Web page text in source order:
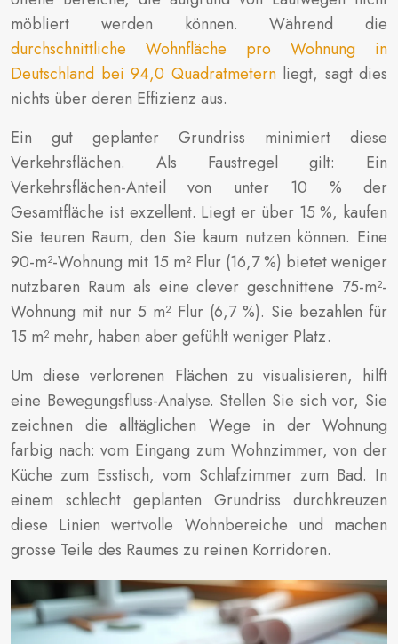
möbliert werden können. Während die
durchschnittliche Wohnfläche pro Wohnung in
Deutschland bei 94,0 Quadratmeternliegt, sagt dies
nichts über deren Effizienz aus.
Ein gut geplanter Grundriss minimiert diese
Verkehrsflächen. Als Faustregel gilt: Ein
Verkehrsflächen-Anteil von unter 10 % der
Gesamtfläche ist exzellent. Liegt er über 15 %, kaufen
Sie teuren Raum, den Sie kaum nutzen können. Eine
90-m²-Wohnung mit 15 m² Flur (16,7 %) bietet weniger
nutzbaren Raum als eine clever geschnittene 75-m²-
Wohnung mit nur 5 m² Flur (6,7 %). Sie bezahlen für
15 m² mehr, haben aber gefühlt weniger Platz.
Um diese verlorenen Flächen zu visualisieren, hilft
eine Bewegungsfluss-Analyse. Stellen Sie sich vor, Sie
zeichnen die alltäglichen Wege in der Wohnung
farbig nach: vom Eingang zum Wohnzimmer, von der
Küche zum Esstisch, vom Schlafzimmer zum Bad. In
einem schlecht geplanten Grundriss durchkreuzen
diese Linien wertvolle Wohnbereiche und machen
grosse Teile des Raumes zu reinen Korridoren.